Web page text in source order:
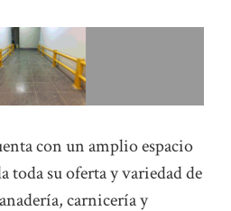
con un amplio espacio
toda su oferta y variedad de
carnicería y